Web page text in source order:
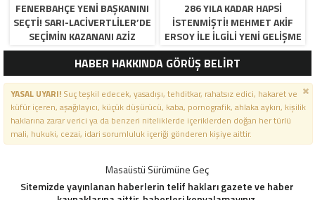
FENERBAHÇE YENI BAŞKANINI
SEÇTI! SARI-LACIVERTLILER’DE
SEÇIMIN KAZANANI AZIZ
YILDIRIM OLDU
286 YILA KADAR HAPSI
ISTENMIŞTI! MEHMET AKIF
ERSOY ILE ILGILI YENI GELIŞME
HABER HAKKINDA GÖRÜŞ BELİRT
YASAL UYARI!Suç teşkil edecek, yasadışı, tehditkar, rahatsız edici, hakaret ve
küfür içeren, aşağılayıcı, küçük düşürücü, kaba, pornografik, ahlaka aykırı, kişilik
haklarına zarar verici ya da benzeri niteliklerde içeriklerden doğan her türlü
mali, hukuki, cezai, idari sorumluluk içeriği gönderen kişiye aittir.
Masaüstü Sürümüne Geç
Sitemizde yayınlanan haberlerin telif hakları gazete ve haber